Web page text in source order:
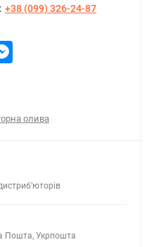
+38 (099) 326-24-87
олива
Пошта, Укрпошта